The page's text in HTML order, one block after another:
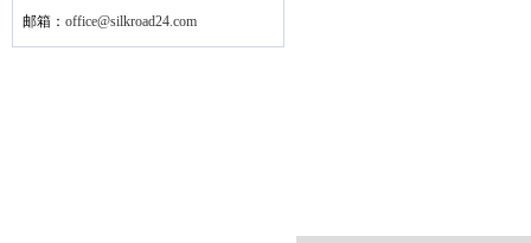
邮箱： office@silkroad24.com